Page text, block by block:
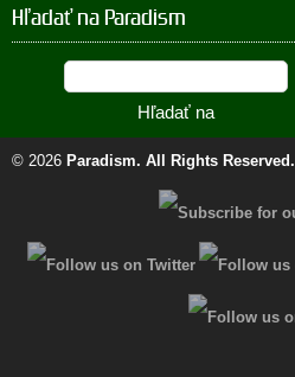
Hľadať na Paradism
© 2026 Paradism. All Rights Reserved.